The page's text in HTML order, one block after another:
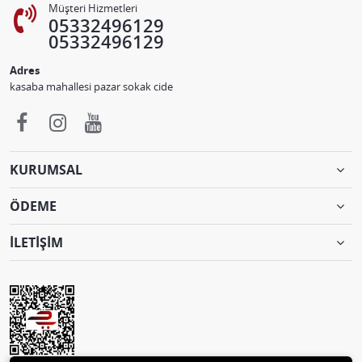
Müşteri Hizmetleri
05332496129
05332496129
Adres
kasaba mahallesi pazar sokak cide
KURUMSAL
ÖDEME
İLETİŞİM